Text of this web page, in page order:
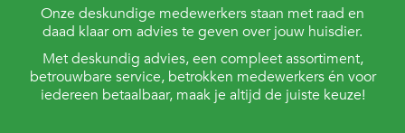
Onze deskundige medewerkers staan met raad en
daad klaar om advies te geven over jouw huisdier.
Met deskundig advies, een compleet assortiment,
betrouwbare service, betrokken medewerkers én voor
iedereen betaalbaar, maak je altijd de juiste keuze!